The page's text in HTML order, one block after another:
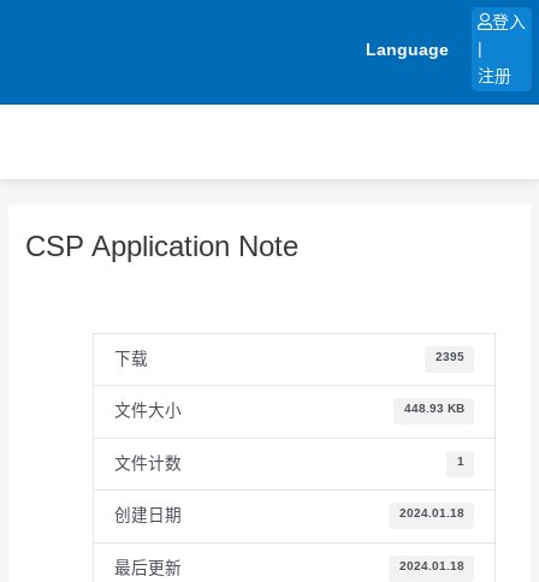
Language
登入
注册
CSP Application Note
下载 2395
文件大小 448.93 KB
文件计数 1
创建日期 2024.01.18
最后更新 2024.01.18